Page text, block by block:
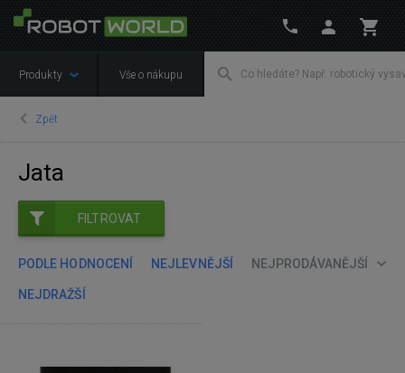
Produkty Vše o nákupu
Zpět
Jata
FILTROVAT
PODLE HODNOCENÍ NEJLEVNĚJŠÍ NEJPRODÁVANĚJŠÍ
NEJDRAŽŠÍ